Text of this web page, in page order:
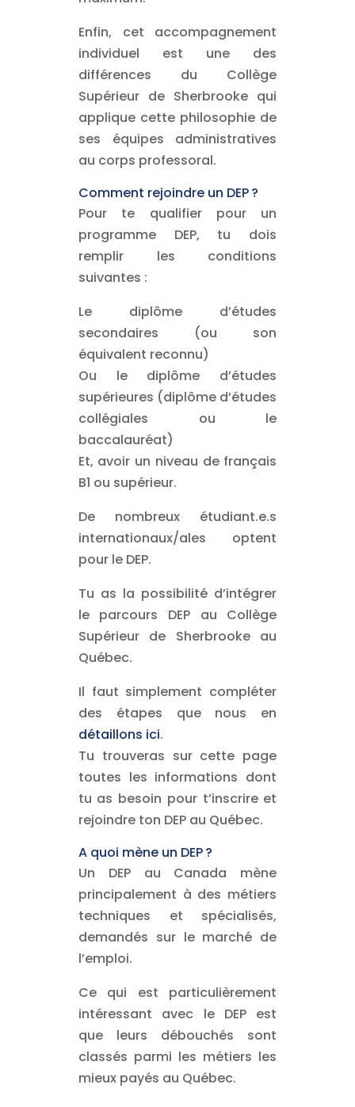
Enfin, cet accompagnement
individuel est une des
différences du Collège
Supérieur de Sherbrooke qui
applique cette philosophie de
ses équipes administratives
au corps professoral.
Comment rejoindre un DEP ?
Pour te qualifier pour un
programme DEP, tu dois
remplir les conditions
suivantes :
Le diplôme d’études
secondaires (ou son
équivalent reconnu)
Ou le diplôme d’études
supérieures (diplôme d’études
collégiales ou le
baccalauréat)
Et, avoir un niveau de français
B1 ou supérieur.
De nombreux étudiant.e.s
internationaux/ales optent
pour le DEP.
Tu as la possibilité d’intégrer
le parcours DEP au Collège
Supérieur de Sherbrooke au
Québec.
Il faut simplement compléter
des étapes que nous en
détaillons ici.
Tu trouveras sur cette page
toutes les informations dont
tu as besoin pour t’inscrire et
rejoindre ton DEP au Québec.
A quoi mène un DEP ?
Un DEP au Canada mène
principalement à des métiers
techniques et spécialisés,
demandés sur le marché de
l’emploi.
Ce qui est particulièrement
intéressant avec le DEP est
que leurs débouchés sont
classés parmi les métiers les
mieux payés au Québec.